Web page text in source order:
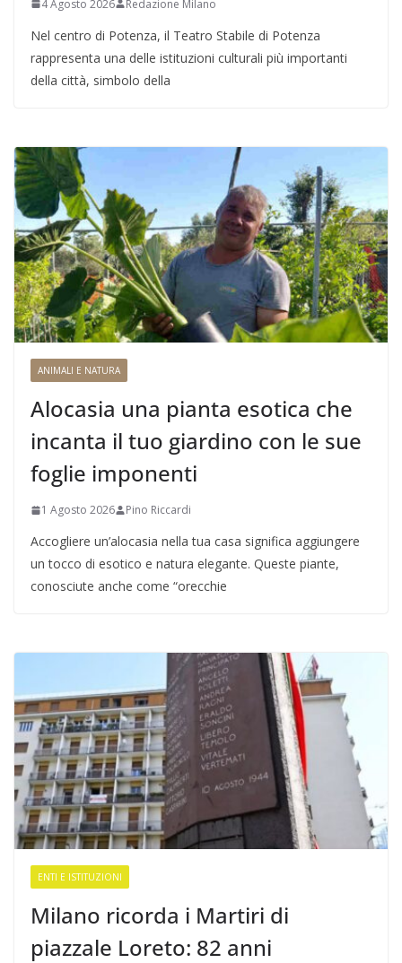
4 Agosto 2026 Redazione Milano
Nel centro di Potenza, il Teatro Stabile di Potenza
rappresenta una delle istituzioni culturali più importanti
della città, simbolo della
ANIMALI E NATURA
Alocasia una pianta esotica che
incanta il tuo giardino con le sue
foglie imponenti
1 Agosto 2026 Pino Riccardi
Accogliere un’alocasia nella tua casa significa aggiungere
un tocco di esotico e natura elegante. Queste piante,
conosciute anche come “orecchie
ENTI E ISTITUZIONI
Milano ricorda i Martiri di
piazzale Loreto: 82 anni